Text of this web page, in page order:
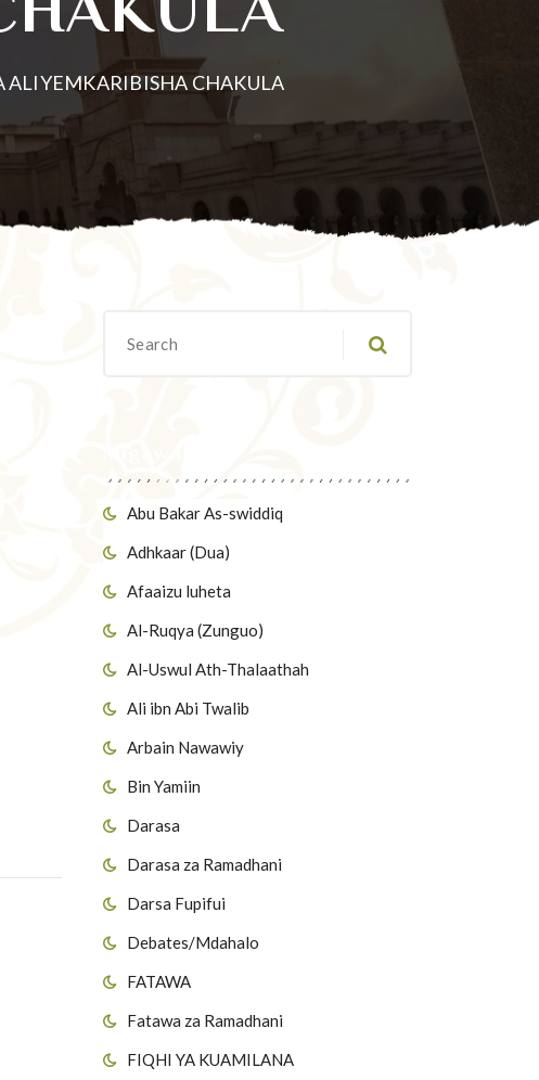
ALIYEMKARIBISHA CHAKULA
Abu Bakar As-swiddiq
Adhkaar (Dua)
Afaaizu luheta
Al-Ruqya (Zunguo)
Al-Uswul Ath-Thalaathah
Ali ibn Abi Twalib
Arbain Nawawiy
Bin Yamiin
Darasa
Darasa za Ramadhani
Darsa Fupifui
Debates/Mdahalo
FATAWA
Fatawa za Ramadhani
FIQHI YA KUAMILANA